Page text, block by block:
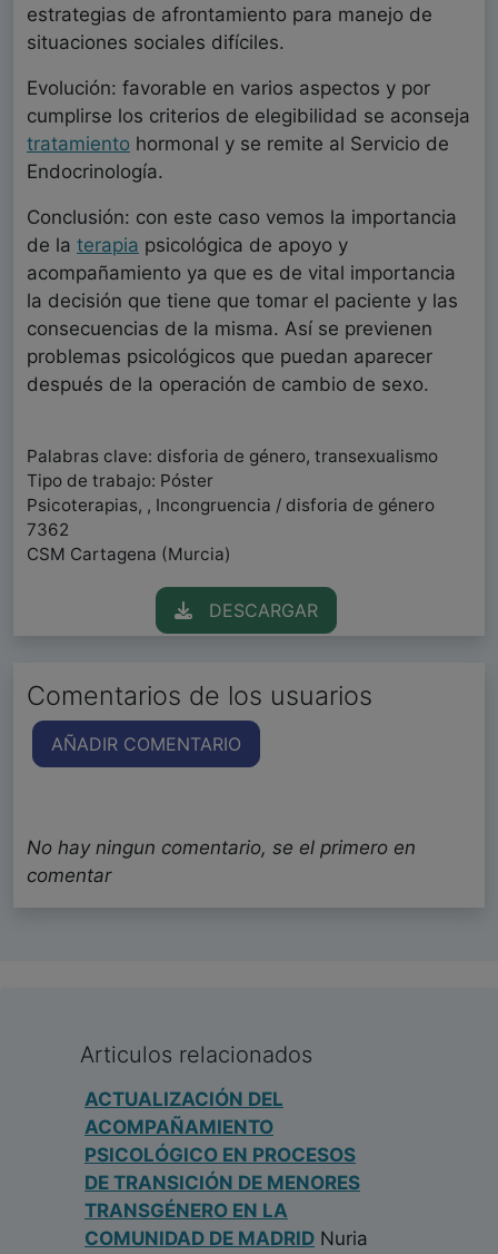
estrategias de afrontamiento para manejo de
situaciones sociales difíciles.
Evolución: favorable en varios aspectos y por
cumplirse los criterios de elegibilidad se aconseja
tratamiento hormonal y se remite al Servicio de
Endocrinología.
Conclusión: con este caso vemos la importancia
de la terapia psicológica de apoyo y
acompañamiento ya que es de vital importancia
la decisión que tiene que tomar el paciente y las
consecuencias de la misma. Así se previenen
problemas psicológicos que puedan aparecer
después de la operación de cambio de sexo.
Palabras clave: disforia de género, transexualismo
Tipo de trabajo: Póster
Psicoterapias, , Incongruencia / disforia de género
7362
CSM Cartagena (Murcia)
DESCARGAR
Comentarios de los usuarios
AÑADIR COMENTARIO
No hay ningun comentario, se el primero en
comentar
Articulos relacionados
ACTUALIZACIÓN DEL
ACOMPAÑAMIENTO
PSICOLÓGICO EN PROCESOS
DE TRANSICIÓN DE MENORES
TRANSGÉNERO EN LA
COMUNIDAD DE MADRID Nuria